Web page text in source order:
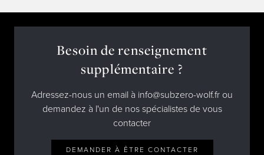
Besoin de renseignement
supplémentaire ?
Adressez-nous un email à info@subzero-wolf.fr ou
demandez à l'un de nos spécialistes de vous
contacter
DEMANDER À ÊTRE CONTACTER